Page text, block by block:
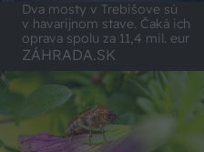
Dva mosty v Trebišove sú
v havarijnom stave. Čaká ich
oprava spolu za 11,4 mil. eur
ZÁHRADA.SK